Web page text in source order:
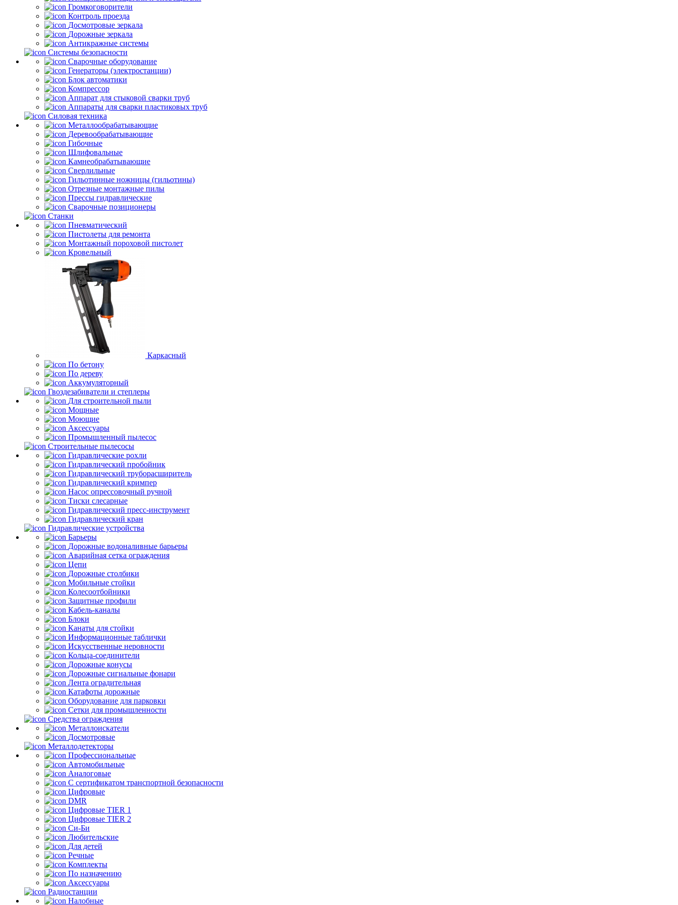
Громкоговорители
Контроль проезда
Досмотровые зеркала
Дорожные зеркала
Антикражные системы
Системы безопасности
Сварочные оборудование
Генераторы (электростанции)
Блок автоматики
Компрессор
Аппарат для стыковой сварки труб
Аппараты для сварки пластиковых труб
Силовая техника
Металлообрабатывающие
Деревообрабатывающие
Гибочные
Шлифовальные
Камнеобрабатывающие
Сверлильные
Гильотинные ножницы (гильотины)
Отрезные монтажные пилы
Прессы гидравлические
Сварочные позиционеры
Станки
Пневматический
Пистолеты для ремонта
Монтажный пороховой пистолет
Кровельный
Каркасный
По бетону
По дереву
Аккумуляторный
Гвоздезабиватели и степлеры
Для строительной пыли
Мощные
Моющие
Аксессуары
Промышленный пылесос
Строительные пылесосы
Гидравлические рохли
Гидравлический пробойник
Гидравлический труборасширитель
Гидравлический кримпер
Насос опрессовочный ручной
Тиски слесарные
Гидравлический пресс-инструмент
Гидравлический кран
Гидравлические устройства
Барьеры
Дорожные водоналивные барьеры
Аварийная сетка ограждения
Цепи
Дорожные столбики
Мобильные стойки
Колесоотбойники
Защитные профили
Кабель-каналы
Блоки
Канаты для стойки
Информационные таблички
Искусственные неровности
Кольца-соединители
Дорожные конусы
Дорожные сигнальные фонари
Лента оградительная
Катафоты дорожные
Оборудование для парковки
Сетки для промышленности
Средства ограждения
Металлоискатели
Досмотровые
Металлодетекторы
Профессиональные
Автомобильные
Аналоговые
С сертификатом транспортной безопасности
Цифровые
DMR
Цифровые TIER 1
Цифровые TIER 2
Си-Би
Любительские
Для детей
Речные
Комплекты
По назначению
Аксессуары
Радиостанции
Налобные